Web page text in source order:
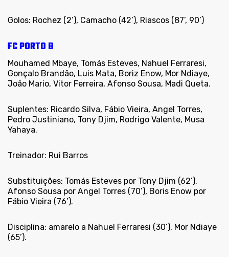
Golos: Rochez (2’), Camacho (42’), Riascos (87’, 90’)
FC PORTO B
Mouhamed Mbaye, Tomás Esteves, Nahuel Ferraresi,
Gonçalo Brandão, Luis Mata, Boriz Enow, Mor Ndiaye,
João Mario, Vitor Ferreira, Afonso Sousa, Madi Queta.
Suplentes: Ricardo Silva, Fábio Vieira, Angel Torres,
Pedro Justiniano, Tony Djim, Rodrigo Valente, Musa
Yahaya.
Treinador: Rui Barros
Substituições: Tomás Esteves por Tony Djim (62’),
Afonso Sousa por Angel Torres (70’), Boris Enow por
Fábio Vieira (76’).
Disciplina: amarelo a Nahuel Ferraresi (30’), Mor Ndiaye
(65’).